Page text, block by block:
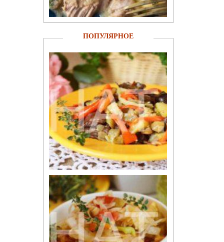
ПОПУЛЯРНОЕ